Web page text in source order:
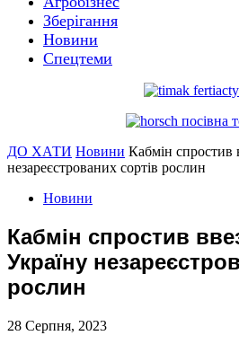
Зберігання
Новини
Спецтеми
ДО ХАТИ Новини Кабмін спростив
незареєстрованих сортів рослин
Новини
Кабмін спростив
Україну
рослин
28 Серпня, 2023